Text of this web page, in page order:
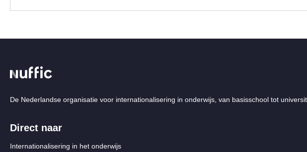
De Nederlandse organisatie voor internationalisering in onderwijs, van basisschool tot
Direct naar
Internationalisering in het onderwijs